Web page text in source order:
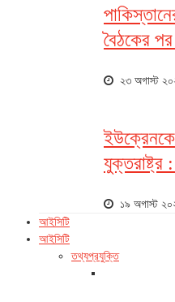
বৈঠকের
২৩ অগাস্ট
ইউক্রেনকে
যুক্তরাষ্ট্র
১৯ অগাস্ট
আইসিটি
আইসিটি
তথ্যপ্রযুক্তি